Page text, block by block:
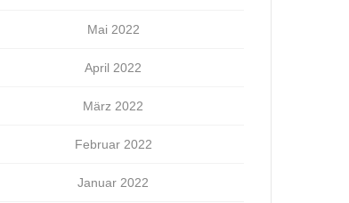
Mai 2022
April 2022
März 2022
Februar 2022
Januar 2022